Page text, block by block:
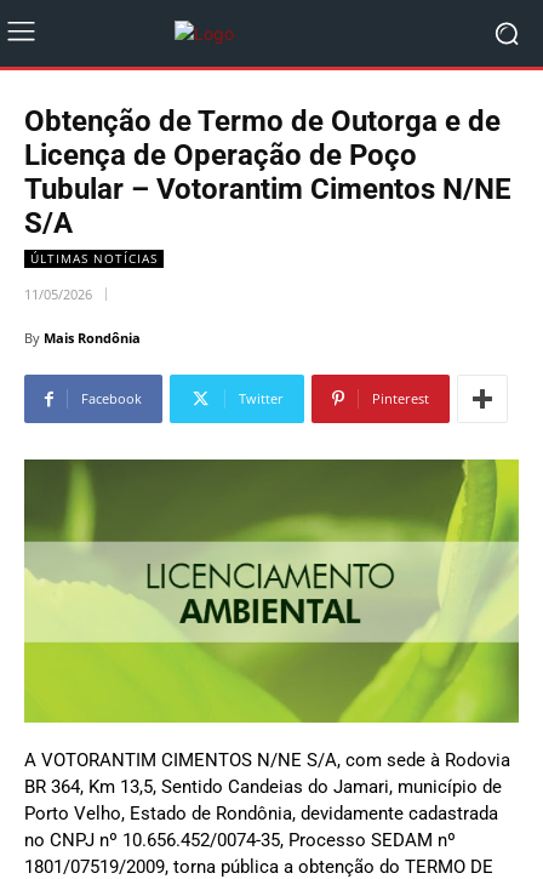
Obtenção de Termo de Outorga e de
Licença de Operação de Poço
Tubular – Votorantim Cimentos N/NE
S/A
ÚLTIMAS NOTÍCIAS
11/05/2026
By Mais Rondônia
Facebook Twitter Pinterest
A VOTORANTIM CIMENTOS N/NE S/A, com sede à Rodovia
BR 364, Km 13,5, Sentido Candeias do Jamari, município de
Porto Velho, Estado de Rondônia, devidamente cadastrada
no CNPJ nº 10.656.452/0074-35, Processo SEDAM nº
1801/07519/2009, torna pública a obtenção do TERMO DE